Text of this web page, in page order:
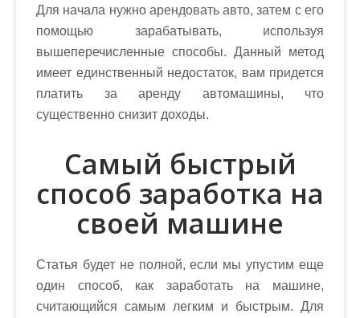
Для начала нужно арендовать авто, затем с его
помощью зарабатывать, используя
вышеперечисленные способы. Данный метод
имеет единственный недостаток, вам придется
платить за аренду автомашины, что
существенно снизит доходы.
Самый быстрый
способ заработка на
своей машине
Статья будет не полной, если мы упустим еще
один способ, как заработать на машине,
считающийся самым легким и быстрым. Для